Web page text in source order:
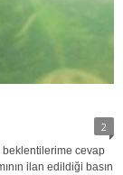
2
beklentilerime cevap
ilan edildiği basın